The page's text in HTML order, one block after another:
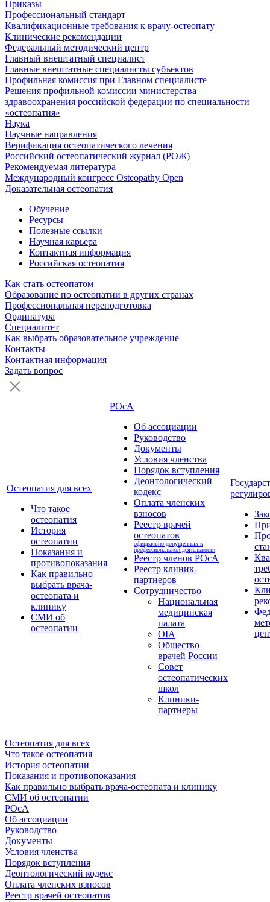
Приказы
Профессиональный стандарт
Квалификационные требования к врачу-остеопату
Клинические рекомендации
Федеральный методический центр
Главный внештатный специалист
Главные внештатные специалисты субъектов
Профильная комиссия при Главном специалисте
Решения профильной комиссии министерства
здравоохранения российской федерации по специальности
«остеопатия»
Наука
Научные направления
Верификация остеопатического лечения
Российский остеопатический журнал (РОЖ)
Рекомендуемая литература
Международный конгресс Osteopathy Open
Доказательная остеопатия
Обучение
Ресурсы
Полезные ссылки
Научная карьера
Контактная информация
Российская остеопатия
Как стать остеопатом
Образование по остеопатии в других странах
Профессиональная переподготовка
Ординатура
Специалитет
Как выбрать образовательное учреждение
Контакты
Контактная информация
Задать вопрос
Остеопатия для всех
Что такое
остеопатия
История
остеопатии
Показания и
противопоказания
Как правильно
выбрать врача-
остеопата и
клинику
СМИ об
остеопатии
РОсА
Об ассоциации
Руководство
Документы
Условия членства
Порядок вступления
Деонтологический
кодекс
Оплата членских
взносов
Реестр врачей
остеопатов
официально допущенных к
профессиональной деятельности
Реестр членов РОсА
Реестр клиник-
партнеров
Сотрудничество
Национальная
медицинская
палата
OIA
Общество
врачей России
Совет
остеопатических
школ
Клиники-
партнеры
Остеопатия для всех
Что такое остеопатия
История остеопатии
Показания и противопоказания
Как правильно выбрать врача-остеопата и клинику
СМИ об остеопатии
РОсА
Об ассоциации
Руководство
Документы
Условия членства
Порядок вступления
Деонтологический кодекс
Оплата членских взносов
Реестр врачей остеопатов